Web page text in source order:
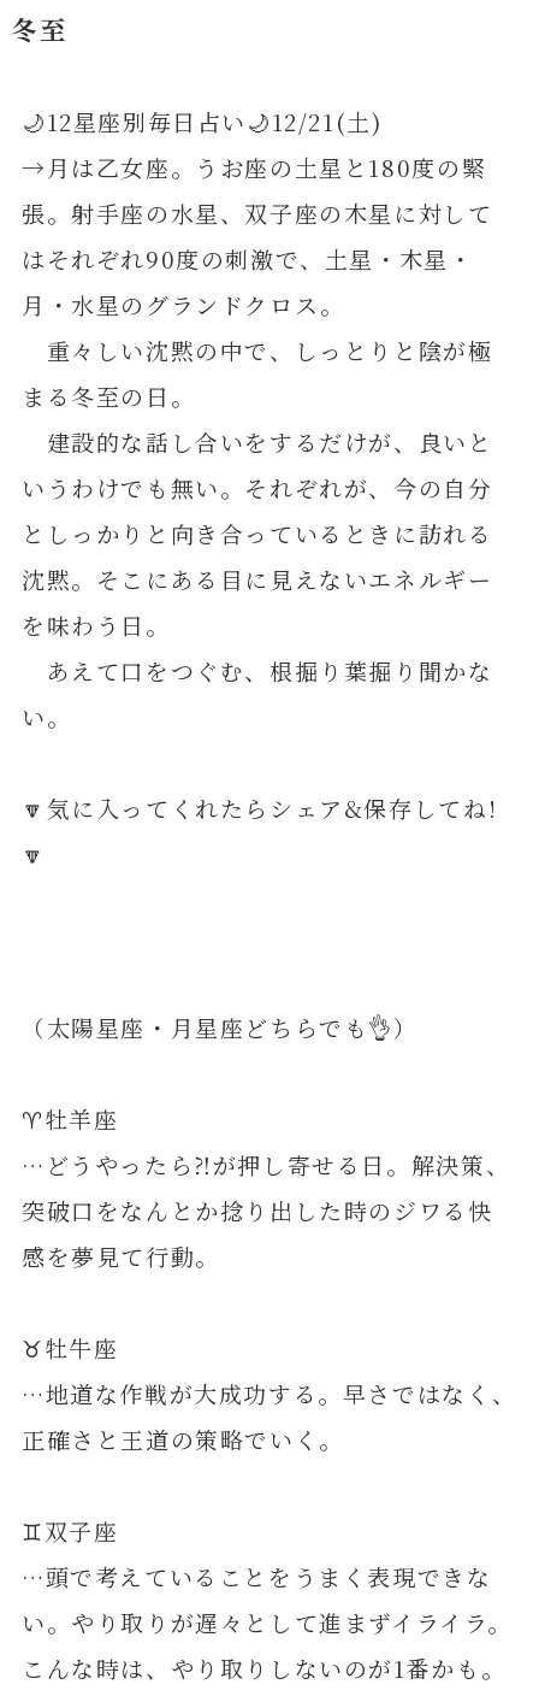
冬至
🌙12星座別毎日占い🌙12/21(土)
→月は乙女座。うお座の土星と180度の緊
張。射手座の水星、双子座の木星に対して
はそれぞれ90度の刺激で、土星・木星・
月・水星のグランドクロス。
重々しい沈黙の中で、しっとりと陰が極
まる冬至の日。
建設的な話し合いをするだけが、良いと
いうわけでも無い。それぞれが、今の自分
としっかりと向き合っているときに訪れる
沈黙。そこにある目に見えないエネルギー
を味わう日。
あえて口をつぐむ、根掘り葉掘り聞かな
い。
🔽気に入ってくれたらシェア&保存してね!
🔽
（太陽星座・月星座どちらでも👌）
♈️牡羊座
…どうやったら⁈が押し寄せる日。解決策、
突破口をなんとか捻り出した時のジワる快
感を夢見て行動。
♉️牡牛座
…地道な作戦が大成功する。早さではなく、
正確さと王道の策略でいく。
♊️双子座
…頭で考えていることをうまく表現できな
い。やり取りが遅々として進まずイライラ。
こんな時は、やり取りしないのが1番かも。